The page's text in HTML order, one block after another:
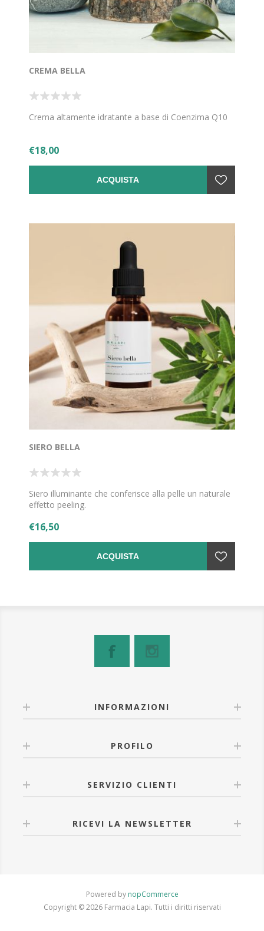
CREMA BELLA
Crema altamente idratante a base di Coenzima Q10
€18,00
ACQUISTA
SIERO BELLA
Siero illuminante che conferisce alla pelle un naturale
effetto peeling.
€16,50
ACQUISTA
INFORMAZIONI
PROFILO
SERVIZIO CLIENTI
RICEVI LA NEWSLETTER
Powered by nopCommerce
Copyright © 2026 Farmacia Lapi. Tutti i diritti riservati